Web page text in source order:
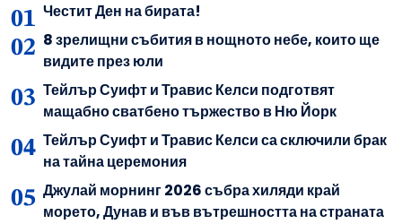
Честит Ден на бирата!
8 зрелищни събития в нощното небе, които ще
видите през юли
Тейлър Суифт и Травис Келси подготвят
мащабно сватбено тържество в Ню Йорк
Тейлър Суифт и Травис Келси са сключили брак
на тайна церемония
Джулай морнинг 2026 събра хиляди край
морето, Дунав и във вътрешността на страната